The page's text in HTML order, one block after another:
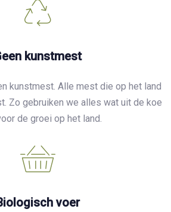
kunstmest
kunstmest. Alle mest die op het land
Zo gebruiken we alles wat uit de koe
de groei op het land.
voer